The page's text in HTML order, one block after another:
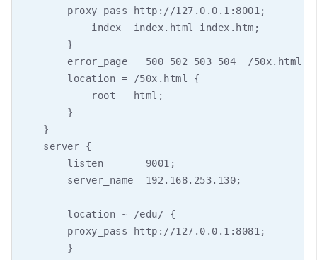
        proxy_pass http://127.0.0.1:8001;
            index  index.html index.htm;
        }
        error_page   500 502 503 504  /50x.html;
        location = /50x.html {
            root   html;
        }
    }
    server {
        listen       9001;
        server_name  192.168.253.130;
        location ~ /edu/ {
        proxy_pass http://127.0.0.1:8081;
        }